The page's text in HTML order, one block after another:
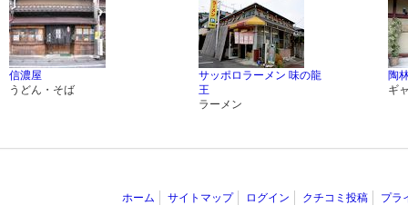
信濃屋
うどん・そば
サッポロラーメン 味の龍
王
ラーメン
陶
ギ
ホーム サイトマップ ログイン クチコミ投稿 プラ